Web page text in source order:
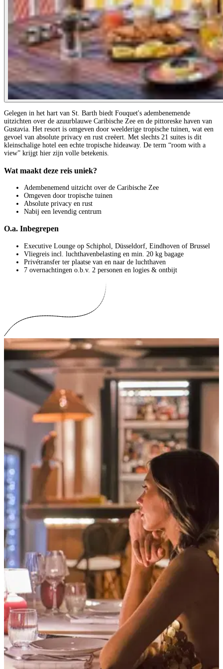
Gelegen in het hart van St. Barth biedt Fouquet's adembenemende
uitzichten over de azuurblauwe Caribische Zee en de pittoreske haven van
Gustavia. Het resort is omgeven door weelderige tropische tuinen, wat een
gevoel van absolute privacy en rust creëert. Met slechts 21 suites is dit
kleinschalige hotel een echte tropische hideaway. De term “room with a
view” krijgt hier zijn volle betekenis.
Wat maakt deze reis uniek?
Adembenemend uitzicht over de Caribische Zee
Omgeven door tropische tuinen
Absolute privacy en rust
Nabij een levendig centrum
O.a. Inbegrepen
Executive Lounge op Schiphol, Düsseldorf, Eindhoven of Brussel
Vliegreis incl. luchthavenbelasting en min. 20 kg bagage
Privétransfer ter plaatse van en naar de luchthaven
7 overnachtingen o.b.v. 2 personen en logies & ontbijt